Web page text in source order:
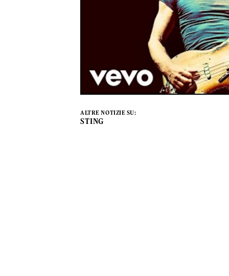
ALTRE NOTIZIE SU:
STING